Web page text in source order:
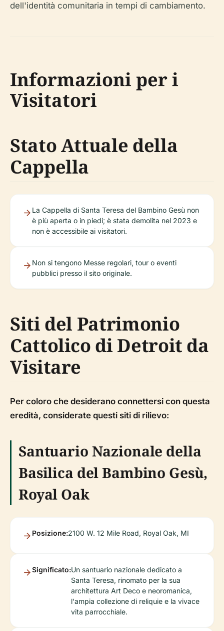
dell'identità comunitaria in tempi di cambiamento.
Informazioni per i
Visitatori
Stato Attuale della
Cappella
La Cappella di Santa Teresa del Bambino Gesù non
è più aperta o in piedi; è stata demolita nel 2023 e
non è accessibile ai visitatori.
Non si tengono Messe regolari, tour o eventi
pubblici presso il sito originale.
Siti del Patrimonio
Cattolico di Detroit da
Visitare
Per coloro che desiderano connettersi con questa
eredità, considerate questi siti di rilievo:
Santuario Nazionale della
Basilica del Bambino Gesù,
Royal Oak
Posizione:2100 W. 12 Mile Road, Royal Oak, MI
Significato:Un santuario nazionale dedicato a
Santa Teresa, rinomato per la sua
architettura Art Deco e neoromanica,
l'ampia collezione di reliquie e la vivace
vita parrocchiale.